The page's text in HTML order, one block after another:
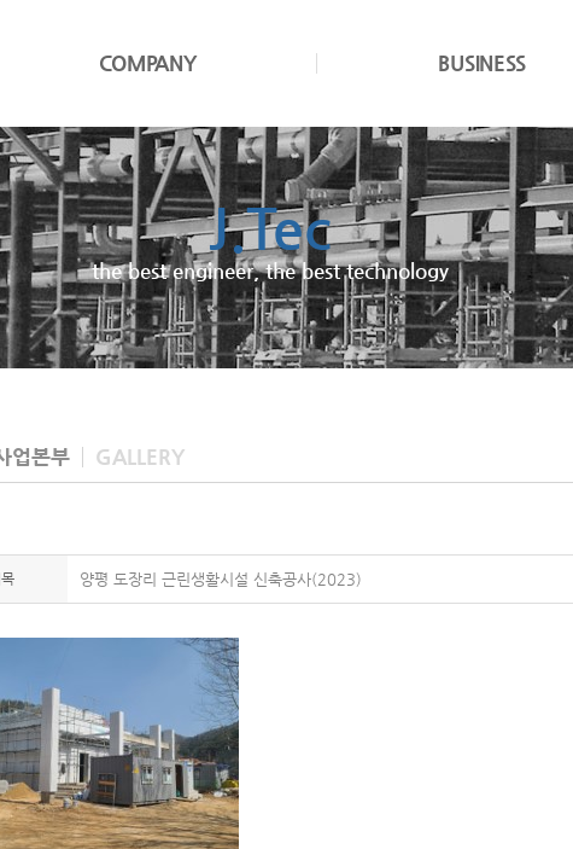
COMPANY BUSINESS
J.Tec
the best engineer, the best technology
JND
We cultivate design excellence
업본부 GALLERY
양평 도장리 근린생활시설 신축공사(2023)